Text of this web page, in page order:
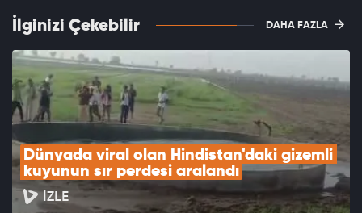
İlginizi Çekebilir DAHA FAZLA
Dünyada viral olan Hindistan'daki gizemli
kuyunun sır perdesi aralandı
İZLE